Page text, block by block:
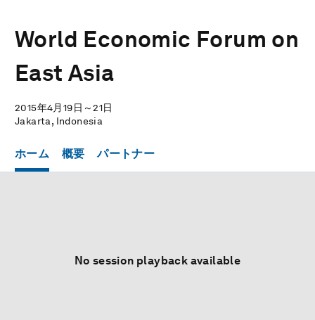
World Economic Forum on
East Asia
2015年4月19日～21日
Jakarta, Indonesia
ホーム 概要 パートナー
No session playback available